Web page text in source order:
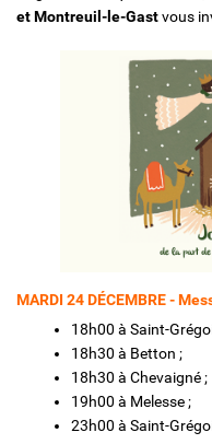
et Montreuil-le-Gastvous
MARDI 24 DÉCEMBRE -
18h00 à Saint-
18h30 à Betton ;
18h30 à Chevaigné ;
19h00 à Melesse ;
23h00 à Saint-